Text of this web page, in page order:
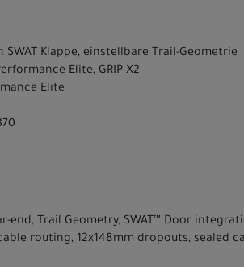
SWAT Klappe, einstellbare Trail-Geometrie
Elite, GRIP X2
Elite
end, Trail Geometry, SWAT™ Door
routing, 12x148mm dropouts, sealed